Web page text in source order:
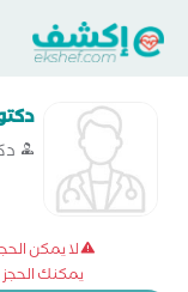
لا يمكن
يمكنك